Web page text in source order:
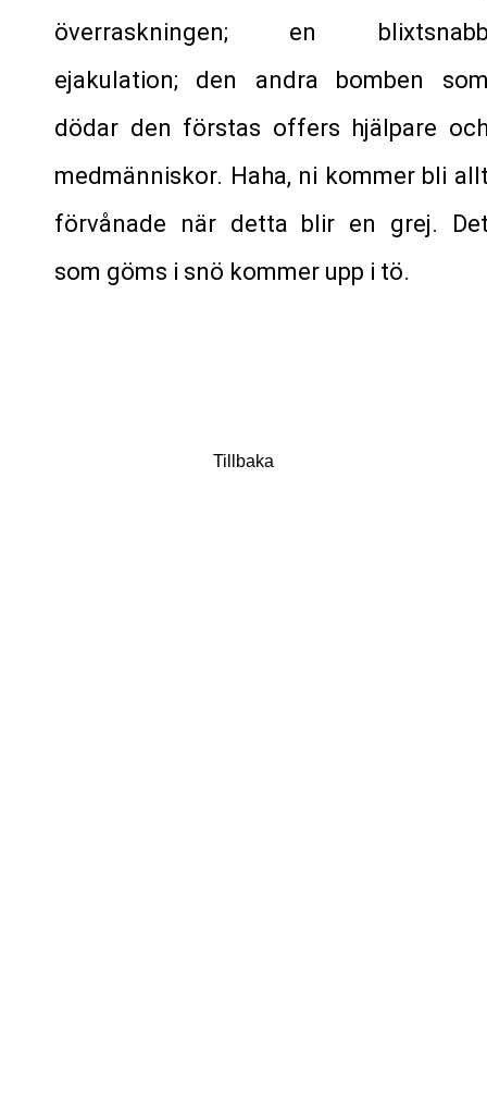
överraskningen; en
ejakulation; den andra bomben
dödar den förstas offers hjälpare
medmänniskor. Haha, ni kommer bli
förvånade när detta blir en grej.
som göms i snö kommer upp i tö.
Tillbaka